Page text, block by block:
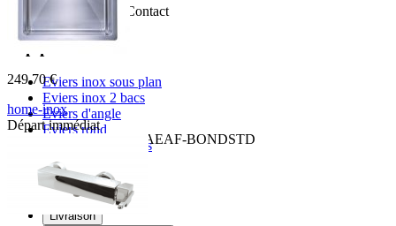
249.70 €
home-inox
HI-34x40R10-VAUTO-AEAF-BONDSTD
Départ immédiat
Contact
Eviers inox sous plan
Eviers inox 2 bacs
Eviers d'angle
Eviers rond
Eviers granit 2 bacs
Informations
Livraison